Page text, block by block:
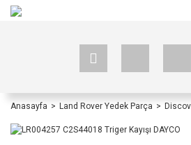
Anasayfa Land Rover Yedek Parça